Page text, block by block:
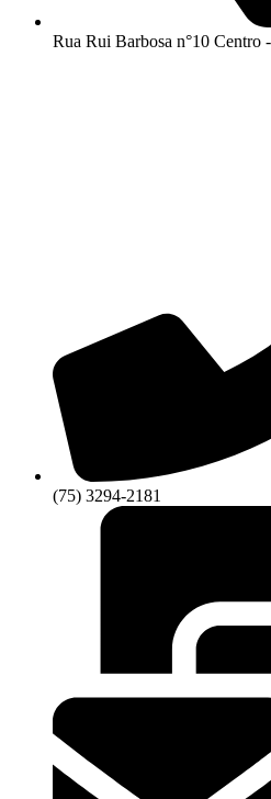
Rua Rui Barbosa n°10 Centro
(75) 3294-2181